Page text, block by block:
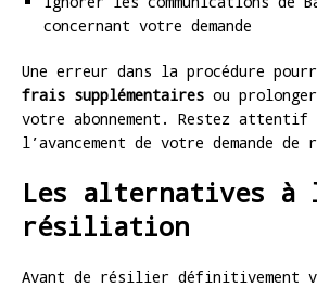
concernant votre demande
Une erreur dans la procédure
frais supplémentaires ou
votre abonnement. Restez
l’avancement de votre demande
Les alternatives à
résiliation
Avant de résilier définitivement